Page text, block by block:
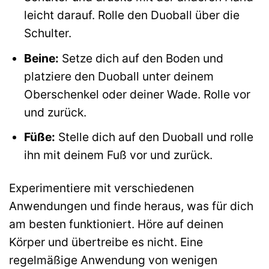
leicht darauf. Rolle den Duoball über die
Schulter.
Beine: Setze dich auf den Boden und
platziere den Duoball unter deinem
Oberschenkel oder deiner Wade. Rolle vor
und zurück.
Füße: Stelle dich auf den Duoball und rolle
ihn mit deinem Fuß vor und zurück.
Experimentiere mit verschiedenen
Anwendungen und finde heraus, was für dich
am besten funktioniert. Höre auf deinen
Körper und übertreibe es nicht. Eine
regelmäßige Anwendung von wenigen